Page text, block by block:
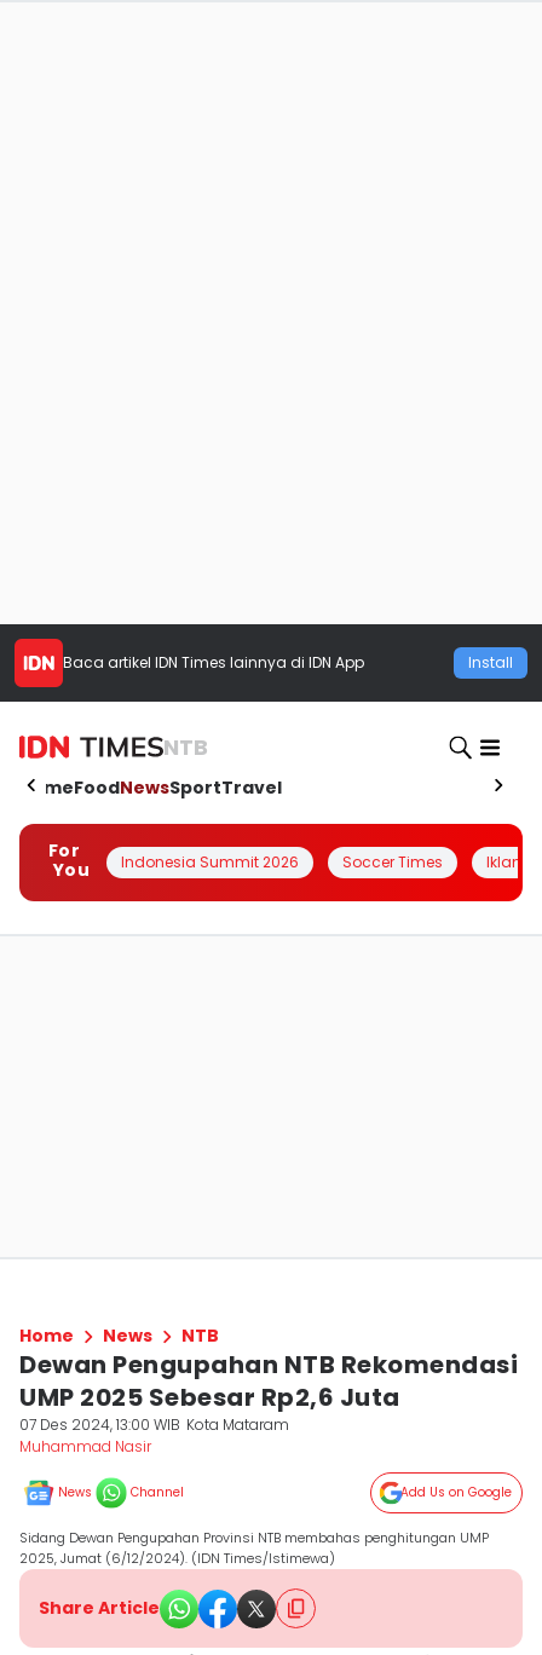
Baca artikel IDN Times lainnya di IDN App Install
NTB
HomeFoodNewsSportTravel
For
You
Indonesia Summit 2026 Soccer Times Iklanin
Home News NTB
Dewan Pengupahan NTB Rekomendasi
UMP 2025 Sebesar Rp2,6 Juta
07 Des 2024, 13:00 WIB Kota Mataram
Muhammad Nasir
News Channel Add Us on Google
Sidang Dewan Pengupahan Provinsi NTB membahas penghitungan UMP
2025, Jumat (6/12/2024). (IDN Times/Istimewa)
Share Article